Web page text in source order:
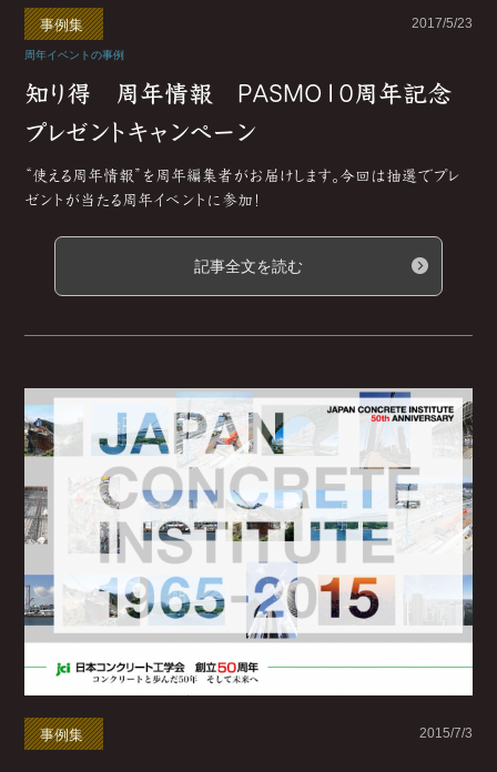
事例集 2017/5/23
周年イベントの事例
知り得 周年情報 PASMO10周年記念
プレゼントキャンペーン
“使える周年情報”を周年編集者がお届けします。今回は抽選でプレ
ゼントが当たる周年イベントに参加！
記事全文を読む
事例集 2015/7/3